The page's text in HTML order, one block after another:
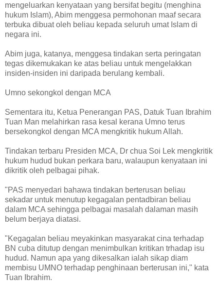
mengeluarkan kenyataan yang bersifat begitu (menghina
hukum Islam), Abim menggesa permohonan maaf secara
terbuka dibuat oleh beliau kepada seluruh umat Islam di
negara ini.
Abim juga, katanya, menggesa tindakan serta peringatan
tegas dikemukakan ke atas beliau untuk mengelakkan
insiden-insiden ini daripada berulang kembali.
Umno sekongkol dengan MCA
Sementara itu, Ketua Penerangan PAS, Datuk Tuan Ibrahim
Tuan Man melahirkan rasa kesal kerana Umno terus
bersekongkol dengan MCA mengkritik hukum Allah.
Tindakan terbaru Presiden MCA, Dr chua Soi Lek mengkritik
hukum hudud bukan perkara baru, walaupun kenyataan ini
dikritik oleh pelbagai pihak.
"PAS menyedari bahawa tindakan berterusan beliau
sekadar untuk menutup kegagalan pentadbiran beliau
dalam MCA sehingga pelbagai masalah dalaman masih
belum berjaya diatasi.
"Kegagalan beliau meyakinkan masyarakat cina terhadap
BN cuba ditutup dengan menimbulkan kritikan trhadap isu
hudud. Namun apa yang dikesalkan ialah sikap diam
membisu UMNO terhadap penghinaan berterusan ini," kata
Tuan Ibrahim.